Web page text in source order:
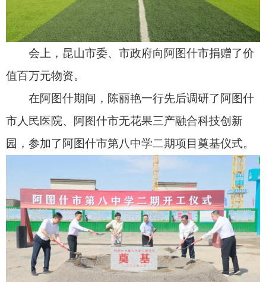
市领导艾合买提·买买提、魏光鸿、高豫立、何
晓波、郝文展、李文娟参加有关活动；昆山市领导
责任编辑：高兰